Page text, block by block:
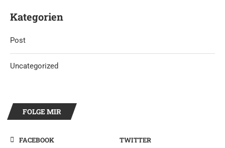
Kategorien
Post
Uncategorized
FOLGE MIR
FACEBOOK TWITTER